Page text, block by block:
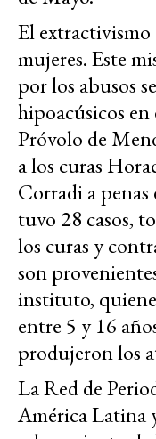
El extractivismo
mujeres. Este
por los abusos
hipoacúsicos
Próvolo de
a los curas
Corradi a
tuvo 28 casos,
los curas y
son
instituto,
entre 5 y 16
produjeron los
La Red de
América Latina